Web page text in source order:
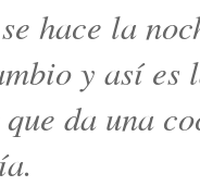
hace la
y así
da una